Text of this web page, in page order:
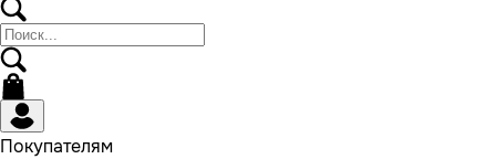
Покупателям